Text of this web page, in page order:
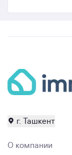
г. Ташкент
О компании